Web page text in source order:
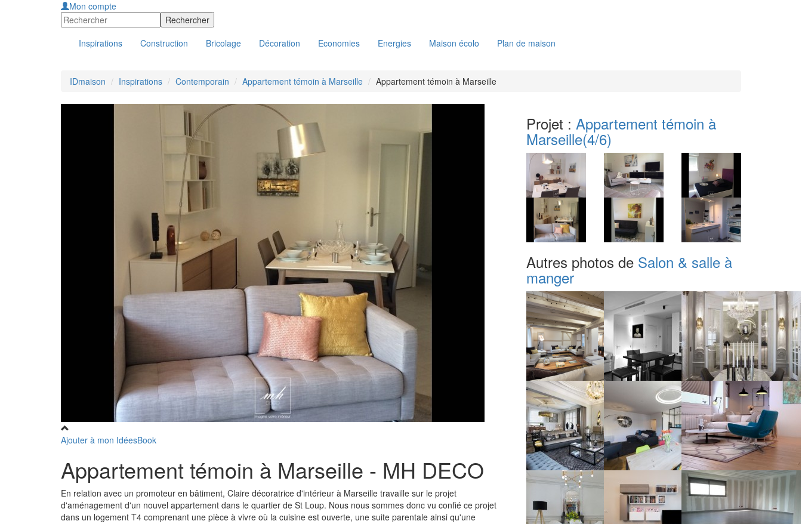
Mon compte
Inspirations Construction Bricolage Décoration Economies Energies Maison écolo Plan de maison
IDmaison Inspirations Contemporain Appartement témoin à Marseille Appartement témoin à Marseille
Ajouter à mon IdéesBook
Appartement témoin à Marseille - MH DECO
En relation avec un promoteur en bâtiment, Claire décoratrice d'intérieur à Marseille travaille sur le projet
d'aménagement d'un nouvel appartement dans le quartier de St Loup. Nous nous sommes donc vu confié ce projet
dans un logement T4 comprenant une pièce à vivre où la cuisine est ouverte, une suite parentale ainsi qu'une
Projet : Appartement témoin à
Marseille(4/6)
Autres photos de Salon & salle à
manger